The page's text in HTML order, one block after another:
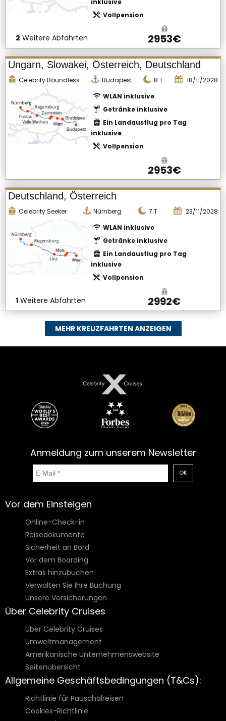
inklusive
Vollpension
2 Weitere Abfahrten 2953€
Ungarn, Slowakei, Österreich, Deutschland
Celebrity Boundless Budapest 8 T
18/11/2028
WLAN inklusive
Getränke inklusive
Ein Landausflug pro Tag
inklusive
Vollpension
2953€
Deutschland, Österreich
Celebrity Seeker Nürnberg 7 T
23/11/2028
WLAN inklusive
Getränke inklusive
Ein Landausflug pro Tag
inklusive
Vollpension
1 Weitere Abfahrten 2992€
MEHR KREUZFAHRTEN ANZEIGEN
Anmeldung zum unserem Newsletter
OK
Vor dem Einsteigen
Online-Check-in
Reisedokumente
Sicherheit an Bord
Vor dem Boarding
Extras hinzubuchen
Verwalten Sie Ihre Buchung
Unsere Versicherungen
Über Celebrity Cruises
Über Celebrity Cruises
Umweltmanagement
Amerikanische Unternehmenswebsite
Seitenübersicht
Allgemeine Geschäftsbedingungen (T&Cs):
Richtlinie für Pauschalreisen
Cookies-Richtlinie